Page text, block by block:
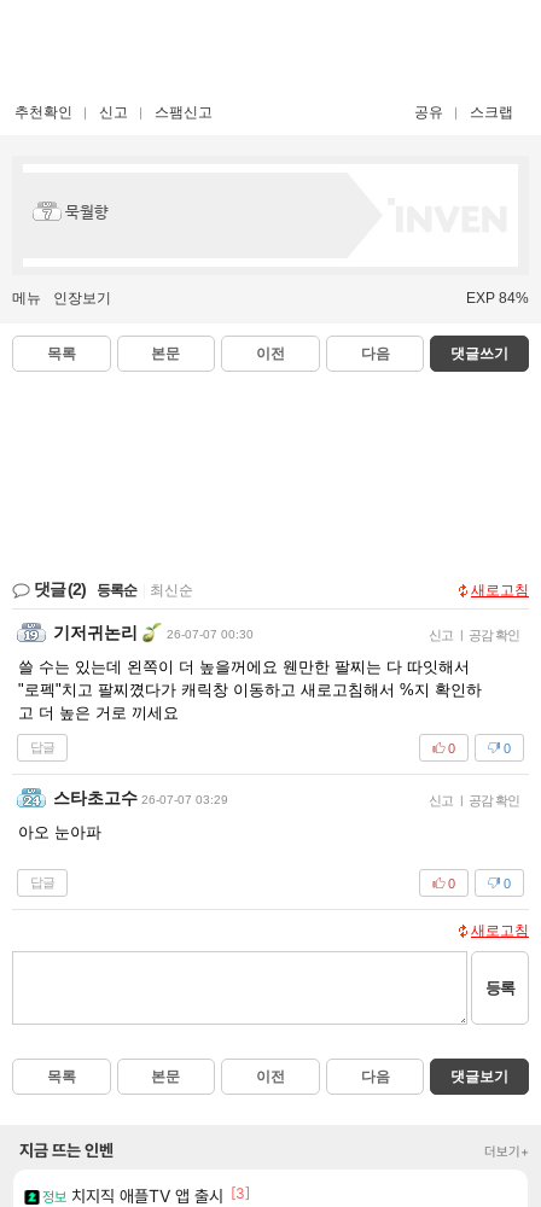
추천확인 신고 스팸신고 공유 스크랩
묵월향
메뉴 인장보기 EXP 84%
목록 본문 이전 다음 댓글쓰기
댓글(2) 등록순 최신순 새로고침
기저귀논리 26-07-07 00:30 신고 | 공감 확인
쓸 수는 있는데 왼쪽이 더 높을꺼에요 웬만한 팔찌는 다 따잇해서
"로펙"치고 팔찌꼈다가 캐릭창 이동하고 새로고침해서 %지 확인하
고 더 높은 거로 끼세요
답글 0
0
스타초고수 26-07-07 03:29 신고 | 공감 확인
아오 눈아파
답글 0
0
새로고침
등록
목록 본문 이전 다음 댓글보기
지금 뜨는 인벤 더보기+
정보 치지직 애플TV 앱 출시 [3]